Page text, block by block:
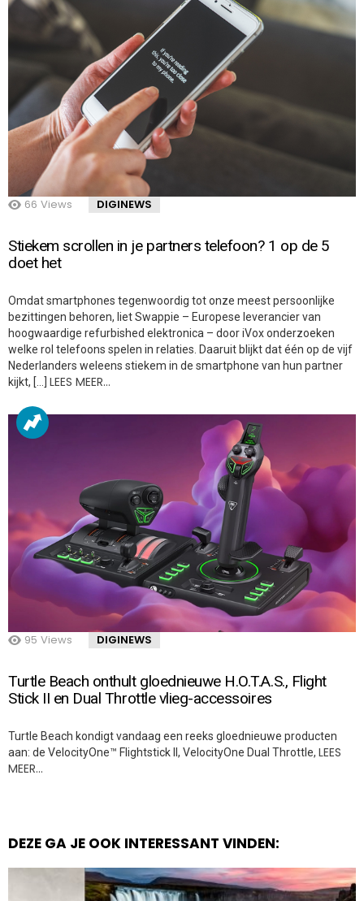
66 Views DIGINEWS
Stiekem scrollen in je partners telefoon? 1 op de 5
doet het
Omdat smartphones tegenwoordig tot onze meest persoonlijke
bezittingen behoren, liet Swappie – Europese leverancier van
hoogwaardige refurbished elektronica – door iVox onderzoeken
welke rol telefoons spelen in relaties. Daaruit blijkt dat één op de vijf
Nederlanders weleens stiekem in de smartphone van hun partner
kijkt, […] LEES MEER…
95 Views DIGINEWS
Turtle Beach onthult gloednieuwe H.O.T.A.S., Flight
Stick II en Dual Throttle vlieg-accessoires
Turtle Beach kondigt vandaag een reeks gloednieuwe producten
aan: de VelocityOne™ Flightstick II, VelocityOne Dual Throttle, LEES
MEER…
DEZE GA JE OOK INTERESSANT VINDEN: